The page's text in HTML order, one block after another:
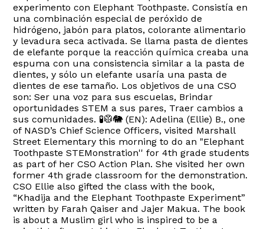
experimento con Elephant Toothpaste. Consistía en
una combinación especial de peróxido de
hidrógeno, jabón para platos, colorante alimentario
y levadura seca activada. Se llama pasta de dientes
de elefante porque la reacción química creaba una
espuma con una consistencia similar a la pasta de
dientes, y sólo un elefante usaría una pasta de
dientes de ese tamaño. Los objetivos de una CSO
son: Ser una voz para sus escuelas, Brindar
oportunidades STEM a sus pares, Traer cambios a
sus comunidades. 🧪🥼🐘 (EN): Adelina (Ellie) B., one
of NASD’s Chief Science Officers, visited Marshall
Street Elementary this morning to do an "Elephant
Toothpaste STEMonstration'' for 4th grade students
as part of her CSO Action Plan. She visited her own
former 4th grade classroom for the demonstration.
CSO Ellie also gifted the class with the book,
“Khadija and the Elephant Toothpaste Experiment”
written by Farah Qaiser and Jajer Makua. The book
is about a Muslim girl who is inspired to be a